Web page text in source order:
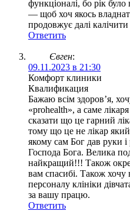
функціоналі, бо рік
— щоб хоч якось
продовжує далі
Ответить
Євген:
09.11.2023 в 21:30
Комфорт клиники
Квалификация
Бажаю всім здоров’я,
«prohealth», а саме
сказати що це гарний
тому що це не лікар який
якому сам Бог дав руки і
Господа Бога. Велика
найкращий!!! Також
вам спасибі. Також
персоналу клініки
за вашу працю.
Ответить